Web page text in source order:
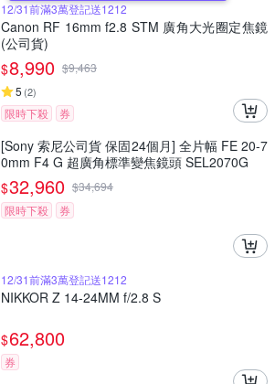
12/31前滿3萬登記送1212
Canon RF 16mm f2.8 STM 廣角大光圈定焦鏡
(公司貨)
$8,990 $9,463
5 (2)
限時下殺 券
[Sony 索尼公司貨 保固24個月] 全片幅 FE 20-7
0mm F4 G 超廣角標準變焦鏡頭 SEL2070G
$32,960 $34,694
限時下殺
券
12/31前滿3萬登記送1212
NIKKOR Z 14-24MM f/2.8 S
$62,800
券